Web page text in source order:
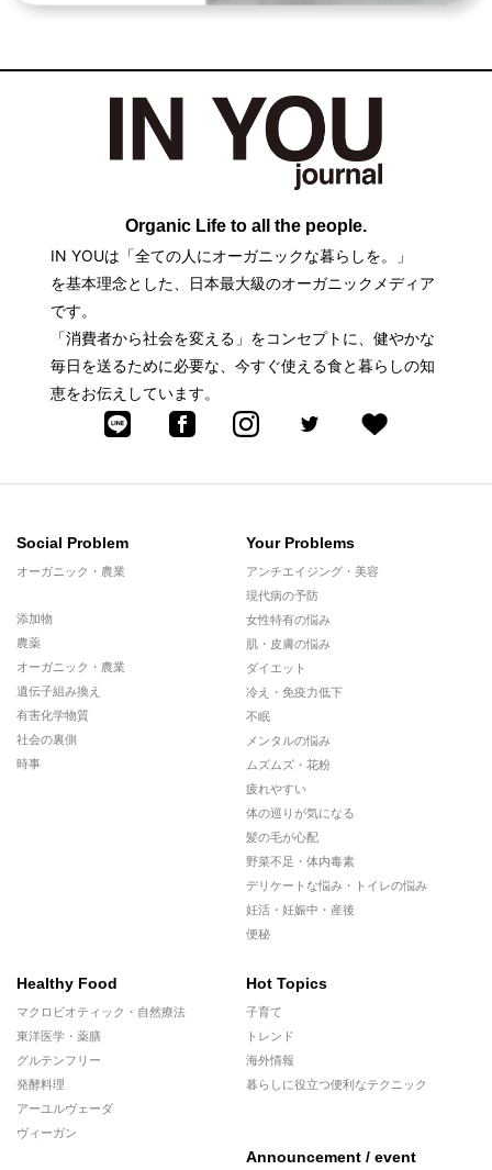
Organic Life to all the people.
IN YOUは「全ての人にオーガニックな暮らしを。」
を基本理念とした、日本最大級のオーガニックメディア
です。
「消費者から社会を変える」をコンセプトに、健やかな
毎日を送るために必要な、今すぐ使える食と暮らしの知
恵をお伝えしています。
Social Problem
オーガニック・農業
添加物
農薬
オーガニック・農業
遺伝子組み換え
有害化学物質
社会の裏側
時事
Your Problems
アンチエイジング・美容
現代病の予防
女性特有の悩み
肌・皮膚の悩み
ダイエット
冷え・免疫力低下
不眠
メンタルの悩み
ムズムズ・花粉
疲れやすい
体の巡りが気になる
髪の毛が心配
野菜不足・体内毒素
デリケートな悩み・トイレの悩み
妊活・妊娠中・産後
便秘
Healthy Food
マクロビオティック・自然療法
東洋医学・薬膳
グルテンフリー
発酵料理
アーユルヴェーダ
ヴィーガン
Hot Topics
子育て
トレンド
海外情報
暮らしに役立つ便利なテクニック
Announcement / event